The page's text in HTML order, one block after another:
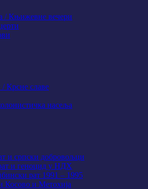
/ Књижевне вечери
/ Крсне славе
насеља
и српски добровољци
и геноцид у НДХ
рат 1991 – 1995
и Метохија